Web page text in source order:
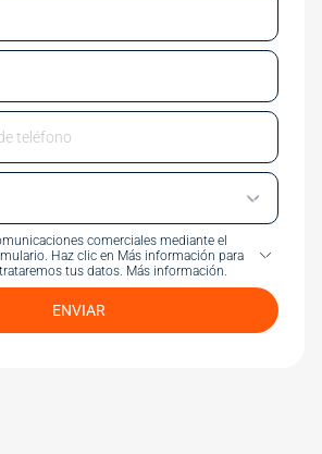
comerciales mediante el
Haz clic en Más información para
tus datos. Más información.
ENVIAR